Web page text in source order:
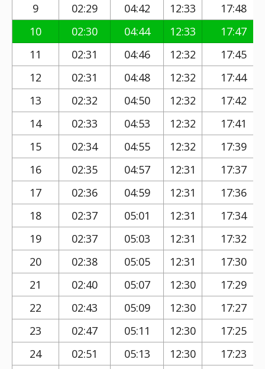
9
02:29 04:42 12:33
17:48
10
02:30 04:44 12:33
17:47
11
02:31 04:46 12:32
17:45
12
02:31 04:48 12:32
17:44
13
02:32 04:50 12:32
17:42
14
02:33 04:53 12:32
17:41
15
02:34 04:55 12:32
17:39
16
02:35 04:57 12:31
17:37
17
02:36 04:59 12:31
17:36
18
02:37 05:01 12:31
17:34
19
02:37 05:03 12:31
17:32
20
02:38 05:05 12:31
17:30
21
02:40 05:07 12:30
17:29
22
02:43 05:09 12:30
17:27
23
02:47 05:11 12:30
17:25
24
02:51 05:13 12:30 17:23